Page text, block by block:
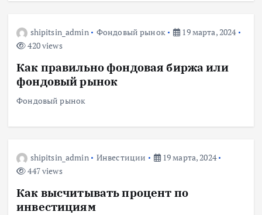
shipitsin_admin Фондовый рынок
19 марта, 2024
420 views
Как правильно фондовая биржа или
фондовый рынок
Фондовый рынок
shipitsin_admin Инвестиции
19 марта, 2024
447 views
Как высчитывать процент по
инвестициям